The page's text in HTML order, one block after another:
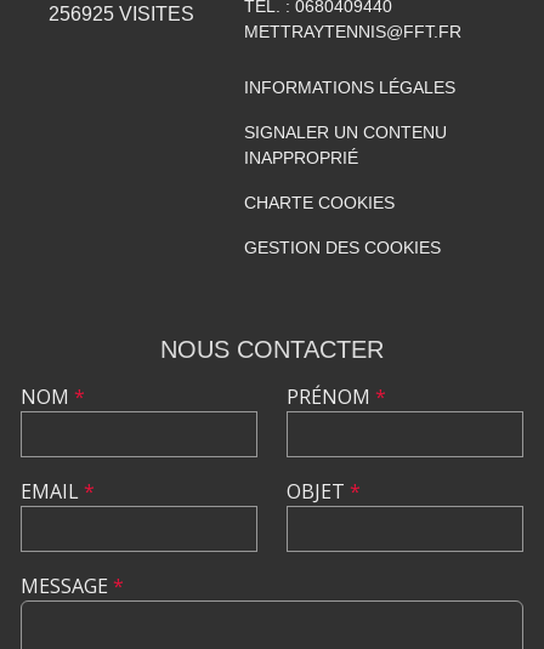
256925 VISITES TÉL. : 0680409440
METTRAYTENNIS@FFT.FR
INFORMATIONS LÉGALES
SIGNALER UN CONTENU
INAPPROPRIÉ
CHARTE COOKIES
GESTION DES COOKIES
NOUS CONTACTER
NOM *
EMAIL*
PRÉNOM *
OBJET *
MESSAGE *